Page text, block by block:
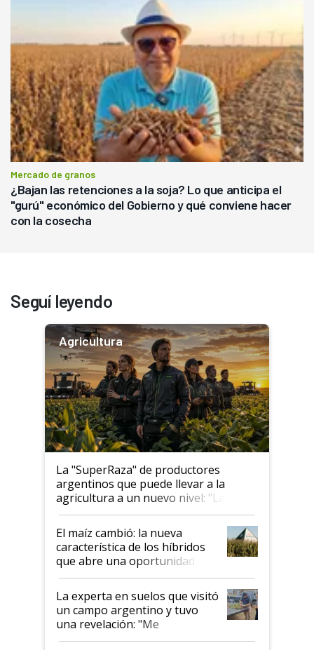
Mercado de granos
¿Bajan las retenciones a la soja? Lo que anticipa el
"gurú" económico del Gobierno y qué conviene hacer
con la cosecha
Seguí leyendo
Agricultura
La "SuperRaza" de productores
argentinos que puede llevar a la
agricultura a un nuevo nivel: "Las
posibilidades de crecimiento son
infinitas"
El maíz cambió: la nueva
característica de los híbridos
que abre una oportunidad en
el lote
La experta en suelos que visitó
un campo argentino y tuvo
una revelación: "Me
impresionó mucho"